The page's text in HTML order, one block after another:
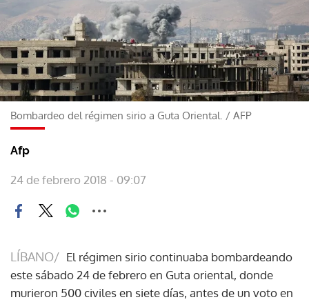
Bombardeo del régimen sirio a Guta Oriental. / AFP
Afp
24 de febrero 2018 - 09:07
LÍBANO/ El régimen sirio continuaba bombardeando
este sábado 24 de febrero en Guta oriental, donde
murieron 500 civiles en siete días, antes de un voto en